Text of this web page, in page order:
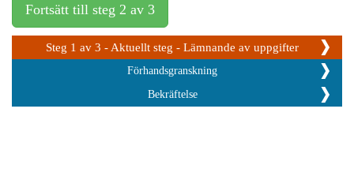
Fortsätt till steg 2 av 3
Steg 1 av 3 - Aktuellt steg - Lämnande av uppgifter
Förhandsgranskning
Bekräftelse